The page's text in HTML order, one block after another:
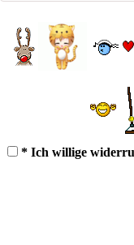
* Ich willige